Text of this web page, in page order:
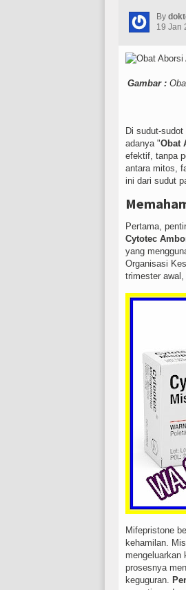
By
19 Jan
Gambar :
Di sudut-
adanya "Obat
efektif, tanpa
antara mitos,
ini dari sudut
Pertama,
Cytotec
yang
Organisasi
trimester awal,
Mifepristone
kehamilan.
mengeluarkan
prosesnya
keguguran.